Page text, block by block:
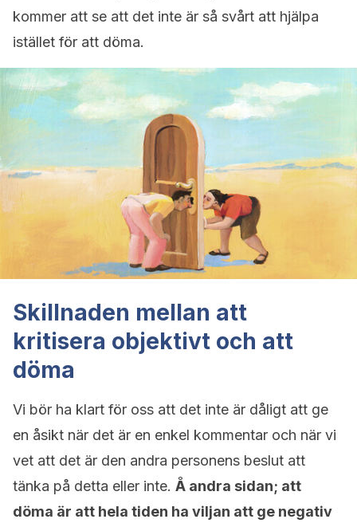
kommer att se att det inte är så svårt att hjälpa
istället för att döma.
Skillnaden mellan att
kritisera objektivt och att
döma
Vi bör ha klart för oss att det inte är dåligt att ge
en åsikt när det är en enkel kommentar och när vi
vet att det är den andra personens beslut att
tänka på detta eller inte. Å andra sidan; att
döma är att hela tiden ha viljan att ge negativ